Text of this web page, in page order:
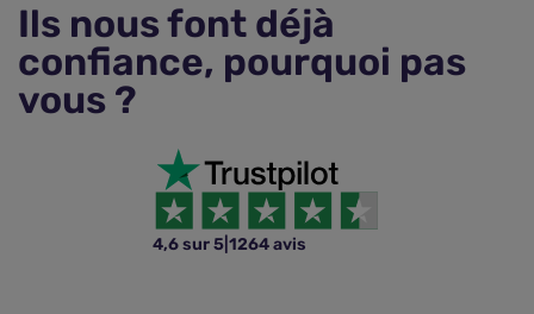
Ils nous font déjà
confiance, pourquoi pas
vous ?
4,6 sur 5 1264 avis